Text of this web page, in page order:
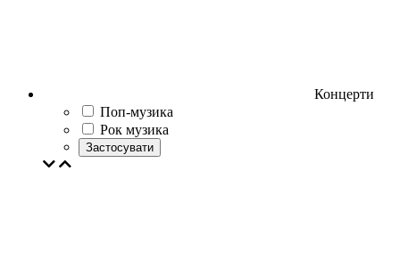
Концерти
Поп-музика
Рок музика
Застосувати